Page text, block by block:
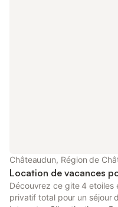
Châteaudun, Région de
Location de vacances
Découvrez ce gite 4 etoiles
privatif total pour un séjour